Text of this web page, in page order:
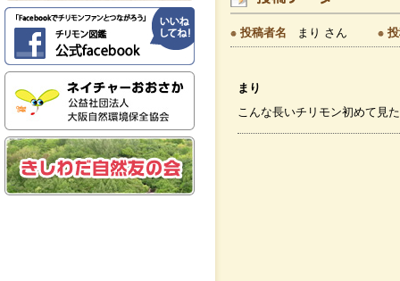
投稿者名 まり さん
まり
こんな長いチリモン初めて見